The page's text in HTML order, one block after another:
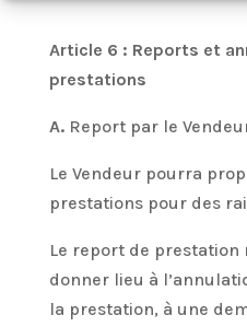
Article 6 : Reports et
prestations
A.Report par le
Le Vendeur pourra
prestations pour des
Le report de prestation
donner lieu à
la prestation, à une